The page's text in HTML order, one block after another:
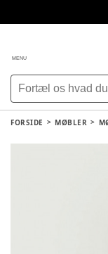
MENU
FORSIDE MØBLER